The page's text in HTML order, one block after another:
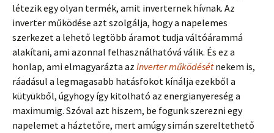
létezik egy olyan termék, amit inverternek hívnak. Az
inverter működése azt szolgálja, hogy a napelemes
szerkezet a lehető legtöbb áramot tudja váltóárammá
alakítani, ami azonnal felhasználhatóvá válik. És ez a
honlap, ami elmagyarázta az inverter működésétnekem is,
ráadásul a legmagasabb hatásfokot kínálja ezekből a
kütyükből, úgyhogy így kitolható az energianyereség a
maximumig. Szóval azt hiszem, be fogunk szerezni egy
napelemet a háztetőre, mert amúgy simán szereltethető